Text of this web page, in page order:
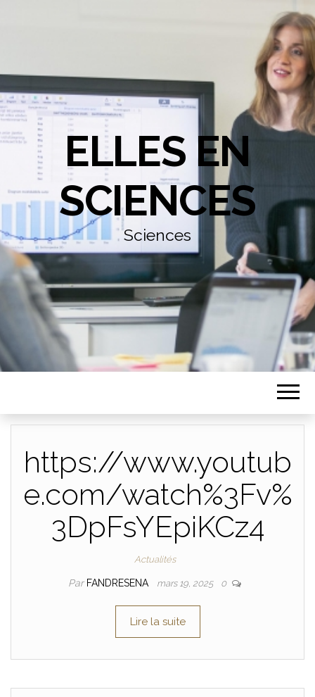
ELLES EN
SCIENCES
Sciences
https://www.youtub
e.com/watch%3Fv%
3DpFsYEpiKCz4
Actualités
Par FANDRESENA mars 19, 2025 0
Lire la suite